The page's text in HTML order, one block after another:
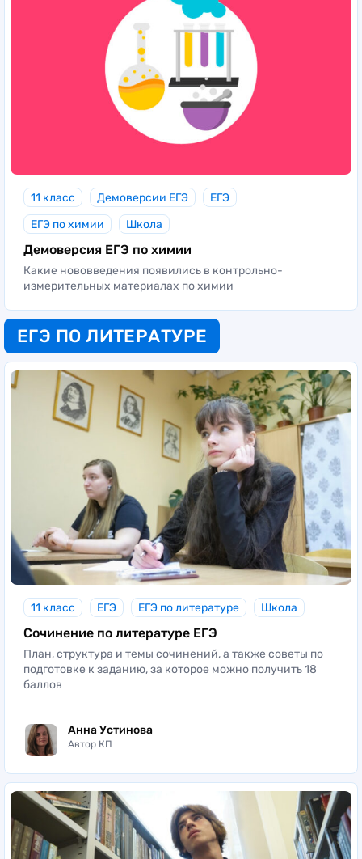
11 класс Демоверсии ЕГЭ
ЕГЭ
ЕГЭ по химии
Школа
Демоверсия ЕГЭ по химии
Какие нововведения появились в контрольно-
измерительных материалах по химии
ЕГЭ ПО ЛИТЕРАТУРЕ
11 класс ЕГЭ ЕГЭ по литературе Школа
Сочинение по литературе ЕГЭ
План, структура и темы сочинений, а также советы по
подготовке к заданию, за которое можно получить 18
баллов
Анна Устинова
Автор КП